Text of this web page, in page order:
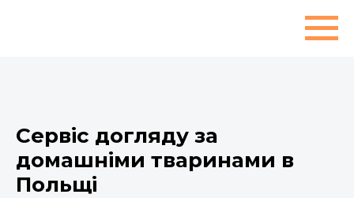
Сервіс догляду за
домашніми тваринами в
Польщі